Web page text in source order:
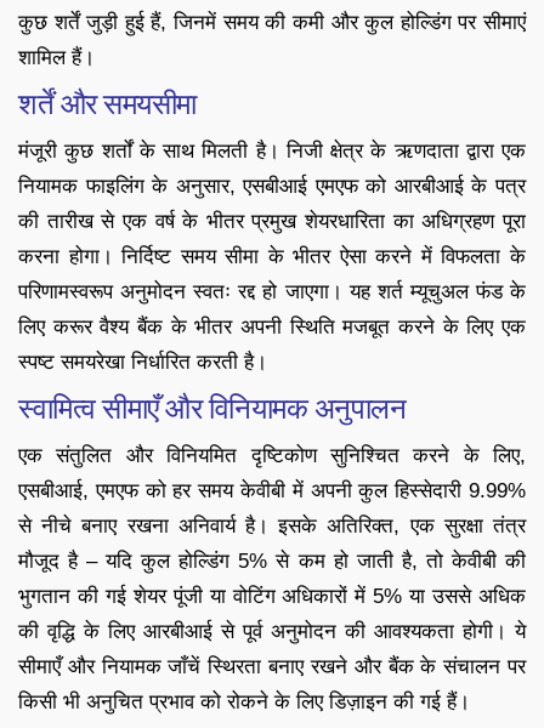
कुछ शर्तें जुड़ी हुई हैं, जिनमें समय की कमी और कुल होल्डिंग पर सीमाएं
शामिल हैं।
शर्तें और समयसीमा
मंजूरी कुछ शर्तों के साथ मिलती है। निजी क्षेत्र के ऋणदाता द्वारा एक
नियामक फाइलिंग के अनुसार, एसबीआई एमएफ को आरबीआई के पत्र
की तारीख से एक वर्ष के भीतर प्रमुख शेयरधारिता का अधिग्रहण पूरा
करना होगा। निर्दिष्ट समय सीमा के भीतर ऐसा करने में विफलता के
परिणामस्वरूप अनुमोदन स्वतः रद्द हो जाएगा। यह शर्त म्यूचुअल फंड के
लिए करूर वैश्य बैंक के भीतर अपनी स्थिति मजबूत करने के लिए एक
स्पष्ट समयरेखा निर्धारित करती है।
स्वामित्व सीमाएँ और विनियामक अनुपालन
एक संतुलित और विनियमित दृष्टिकोण सुनिश्चित करने के लिए,
एसबीआई, एमएफ को हर समय केवीबी में अपनी कुल हिस्सेदारी 9.99%
से नीचे बनाए रखना अनिवार्य है। इसके अतिरिक्त, एक सुरक्षा तंत्र
मौजूद है – यदि कुल होल्डिंग 5% से कम हो जाती है, तो केवीबी की
भुगतान की गई शेयर पूंजी या वोटिंग अधिकारों में 5% या उससे अधिक
की वृद्धि के लिए आरबीआई से पूर्व अनुमोदन की आवश्यकता होगी। ये
सीमाएँ और नियामक जाँचें स्थिरता बनाए रखने और बैंक के संचालन पर
किसी भी अनुचित प्रभाव को रोकने के लिए डिज़ाइन की गई हैं।